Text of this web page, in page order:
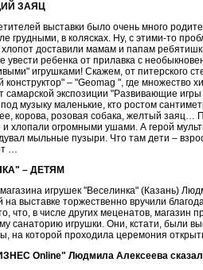
ЗАЯЦ
выставки было очень много
грудными, в колясках. Ну, с этими-то
хлопот доставили мамам и папам
увести ребенка от прилавка с
игрушками! Скажем, от питерского
конструктор" – "Geomag ", где множество
самарской экспозиции "Развивающие игры
музыку маленькие, кто ростом
корова, розовая собака, желтый заяц…
хлопали огромными ушами. А герой
мыльные пузыри. Что там дети –
…
– ДЕТЯМ
игрушек "Веселинка" (Казань)
на выставке торжественно вручили
что, в числе других меценатов, магазин
санаторию игрушки. Они, кстати, были
на которой проходила церемония
Online" Людмила Алексеева